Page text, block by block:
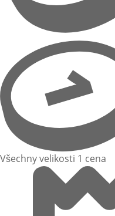
Všechny velikosti 1 cena